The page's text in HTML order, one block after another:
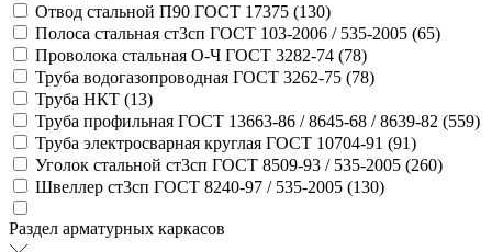
Отвод стальной П90 ГОСТ 17375 (130)
Полоса стальная ст3сп ГОСТ 103-2006 / 535-2005 (65)
Проволока стальная О-Ч ГОСТ 3282-74 (78)
Труба водогазопроводная ГОСТ 3262-75 (78)
Труба НКТ (13)
Труба профильная ГОСТ 13663-86 / 8645-68 / 8639-82 (559)
Труба электросварная круглая ГОСТ 10704-91 (91)
Уголок стальной ст3сп ГОСТ 8509-93 / 535-2005 (260)
Швеллер ст3сп ГОСТ 8240-97 / 535-2005 (130)
Раздел арматурных каркасов